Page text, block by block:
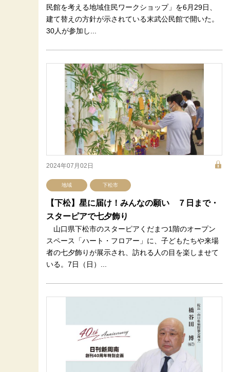
民館を考える地域住民ワークショップ」を6月29日、
建て替えの方針が示されている末武公民館で開いた。
30人が参加し...
2024年07月02日
地域 下松市
【下松】星に届け！みんなの願い ７日まで・
スターピアで七夕飾り
山口県下松市のスターピアくだまつ1階のオープン
スペース「ハート・フロアー」に、子どもたちや来場
者の七夕飾りが展示され、訪れる人の目を楽しませて
いる。7日（日）...